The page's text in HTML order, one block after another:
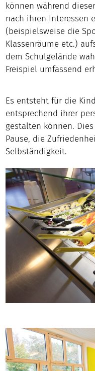
können während
nach ihren Interessen
(beispielsweise die
Klassenräume etc.)
dem Schulgelände
Freispiel umfassend
Es entsteht für die
entsprechend ihrer
gestalten können.
Pause, die
Selbständigkeit.